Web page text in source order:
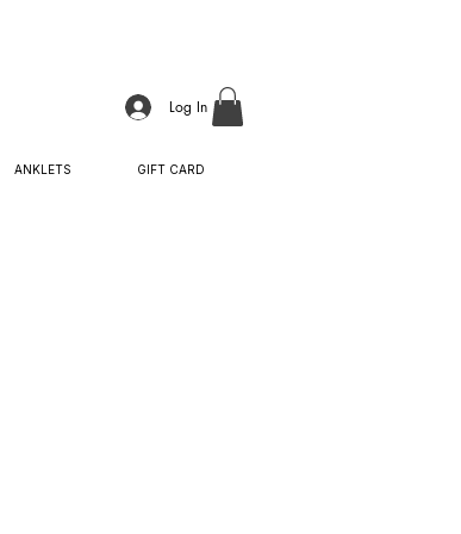
Log In
ANKLETS GIFT CARD